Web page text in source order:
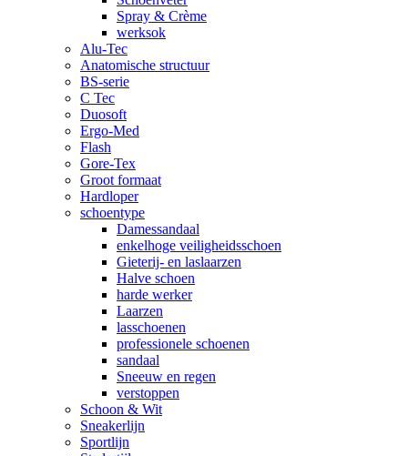
Spray & Crème
werksok
Alu-Tec
Anatomische structuur
BS-serie
C Tec
Duosoft
Ergo-Med
Flash
Gore-Tex
Groot formaat
Hardloper
schoentype
Damessandaal
enkelhoge veiligheidsschoen
Gieterij- en laslaarzen
Halve schoen
harde werker
Laarzen
lasschoenen
professionele schoenen
sandaal
Sneeuw en regen
verstoppen
Schoon & Wit
Sneakerlijn
Sportlijn